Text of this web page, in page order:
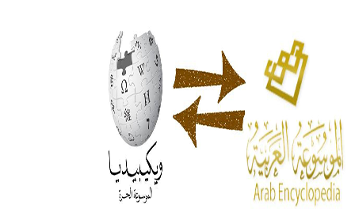
الحكم، الأدلة، تنظيم التغذية، ورسالته في جروح الرأس. ويعود
له الفضل بأنه حرر الطب من الدين والفلسفة.
- هل تعلم أن المرجان إفراز حيواني يتكون في البحر ويتركب
من مادة كربونات الكلسيوم، وهو أحمر أو شديد الحمرة وهو
أجود أنواعه، ويمتاز بكبر الحجم ويسمى الش